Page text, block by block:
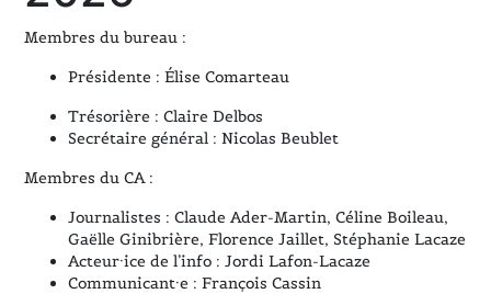
Membres du bureau :
Présidente : Élise Comarteau
Trésorière : Claire Delbos
Secrétaire général : Nicolas Beublet
Membres du CA :
Journalistes : Claude Ader-Martin, Céline Boileau,
Gaëlle Ginibrière, Florence Jaillet, Stéphanie Lacaze
Acteur·ice de l’info : Jordi Lafon-Lacaze
Communicant·e : François Cassin